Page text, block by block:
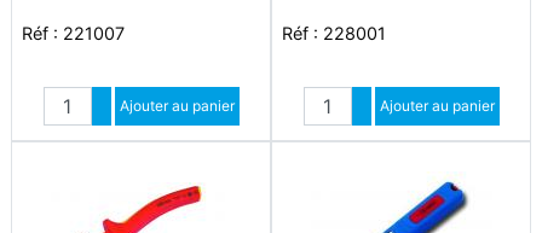
Réf : 221007
Quantité
Augmenter quantité
Diminuer quantité
Ajouter au panier
Réf : 228001
Quantité
Augmenter quantité
Diminuer quantité
Ajouter au panier